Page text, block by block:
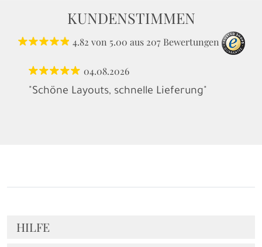
KUNDENSTIMMEN
4.82 von 5.00 aus 207 Bewertungen
04.08.2026
"Schöne Layouts, schnelle Lieferung"
HILFE